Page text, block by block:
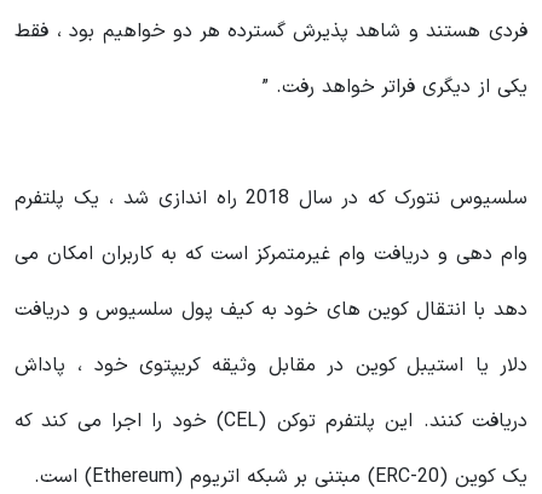
فردی هستند و شاهد پذیرش گسترده هر دو خواهیم بود ، فقط
یکی از دیگری فراتر خواهد رفت. ”
سلسیوس نتورک که در سال 2018 راه اندازی شد ، یک پلتفرم
وام دهی و دریافت وام غیرمتمرکز است که به کاربران امکان می
دهد با انتقال کوین های خود به کیف پول سلسیوس و دریافت
دلار یا استیبل کوین در مقابل وثیقه کریپتوی خود ، پاداش
دریافت کنند. این پلتفرم توکن (CEL) خود را اجرا می کند که
یک کوین (ERC-20) مبتنی بر شبکه اتریوم (Ethereum) است.